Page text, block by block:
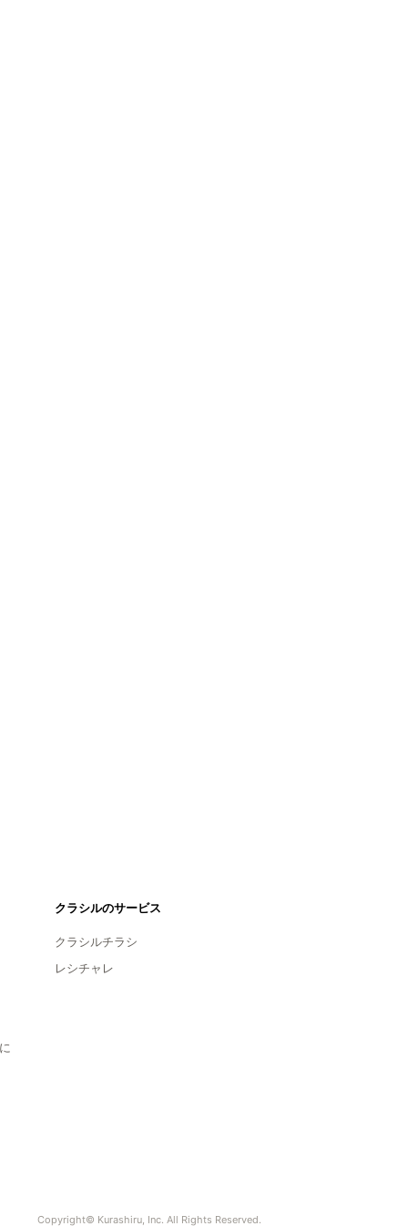
クラシルのサービス
クラシルチラシ
レシチャレ
Copyright© Kurashiru, Inc. All Rights Reserved.